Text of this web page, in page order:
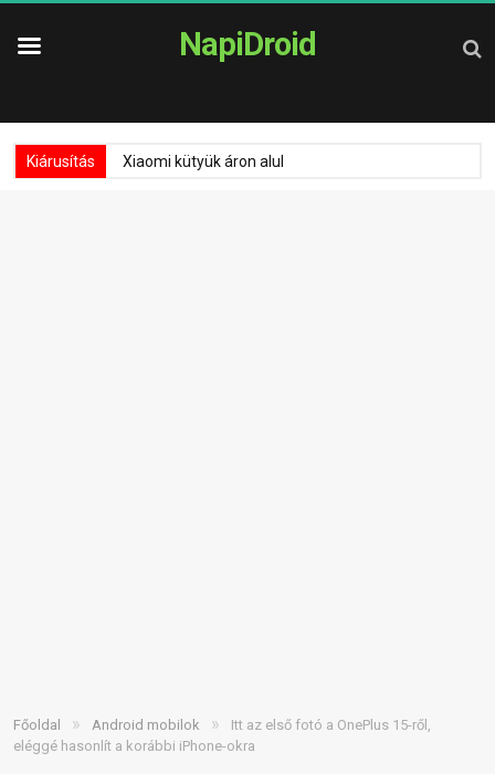
NapiDroid
Kiárusítás Xiaomi kütyük áron alul
Főoldal » Android mobilok »
Itt az első fotó a OnePlus 15-ről,
eléggé hasonlít a korábbi iPhone-okra